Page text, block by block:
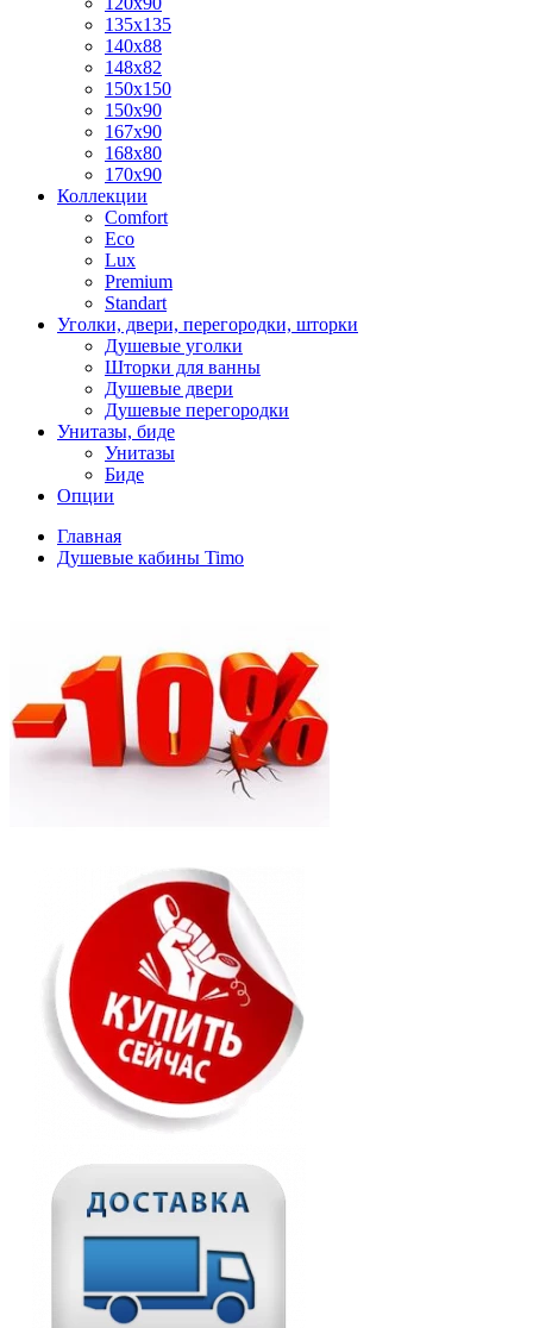
135x135
140x88
148x82
150x150
150x90
167x90
168x80
170x90
Коллекции
Comfort
Eco
Lux
Premium
Standart
Уголки, двери, перегородки, шторки
Душевые уголки
Шторки для ванны
Душевые двери
Душевые перегородки
Унитазы, биде
Унитазы
Биде
Опции
Главная
Душевые кабины Timo